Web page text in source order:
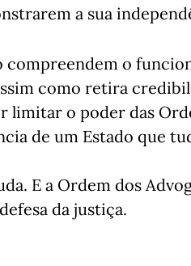
a sua
compreendem o
como retira
limitar o poder das
de um Estado que
E a Ordem dos
da justiça.